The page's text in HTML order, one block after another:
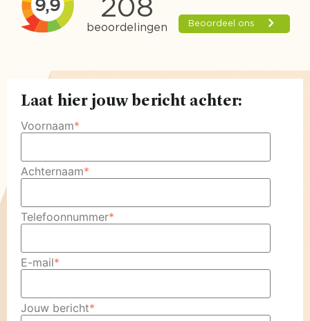
Laat hier jouw bericht achter:
Voornaam*
Achternaam*
Telefoonnummer*
E-mail*
Jouw bericht*